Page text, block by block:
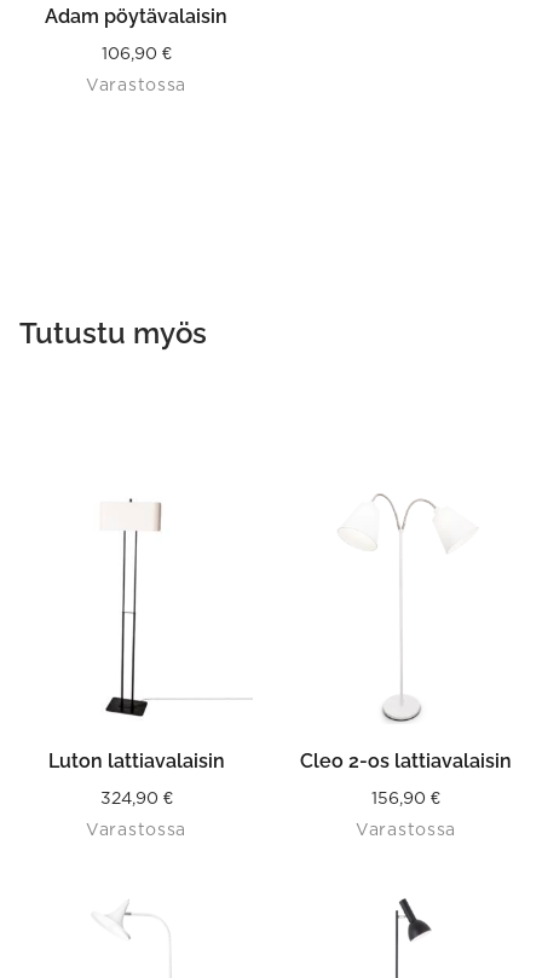
Adam pöytävalaisin
106,90 €
Varastossa
Tutustu myös
Luton lattiavalaisin
324,90 €
Varastossa
Cleo 2-os lattiavalaisin
156,90 €
Varastossa
This
product
has